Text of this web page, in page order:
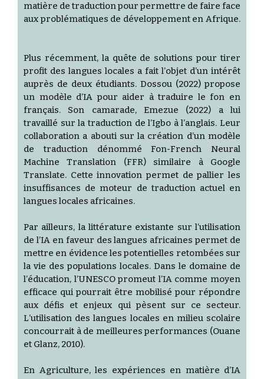
matière de traduction pour permettre de faire face
aux problématiques de développement en Afrique.
Plus récemment, la quête de solutions pour tirer
profit des langues locales a fait l’objet d’un intérêt
auprès de deux étudiants. Dossou (2022) propose
un modèle d’IA pour aider à traduire le fon en
français. Son camarade, Emezue (2022) a lui
travaillé sur la traduction de l’Igbo à l’anglais. Leur
collaboration a abouti sur la création d’un modèle
de traduction dénommé Fon-French Neural
Machine Translation (FFR) similaire à Google
Translate. Cette innovation permet de pallier les
insuffisances de moteur de traduction actuel en
langues locales africaines.
Par ailleurs, la littérature existante sur l’utilisation
de l’IA en faveur des langues africaines permet de
mettre en évidence les potentielles retombées sur
la vie des populations locales. Dans le domaine de
l’éducation, l’UNESCO promeut l’IA comme moyen
efficace qui pourrait être mobilisé pour répondre
aux défis et enjeux qui pèsent sur ce secteur.
L’utilisation des langues locales en milieu scolaire
concourrait à de meilleures performances (Ouane
et Glanz, 2010).
En Agriculture, les expériences en matière d’IA